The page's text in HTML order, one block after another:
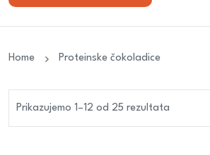
Home Proteinske čokoladice
Prikazujemo 1–12 od 25 rezultata